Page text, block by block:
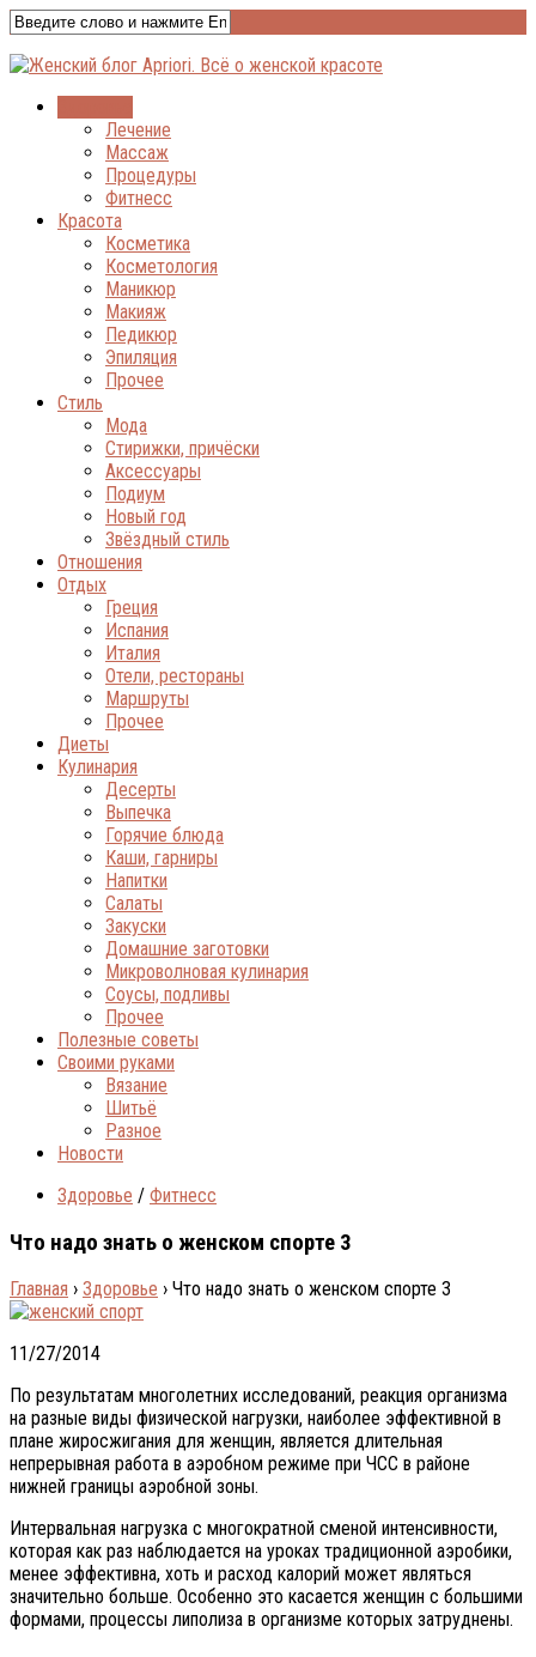
Лечение
Массаж
Процедуры
Фитнесс
Красота
Косметика
Косметология
Маникюр
Макияж
Педикюр
Эпиляция
Прочее
Стиль
Мода
Стирижки, причёски
Аксессуары
Подиум
Новый год
Звёздный стиль
Отношения
Отдых
Греция
Испания
Италия
Отели, рестораны
Маршруты
Прочее
Диеты
Кулинария
Десерты
Выпечка
Горячие блюда
Каши, гарниры
Напитки
Салаты
Закуски
Домашние заготовки
Микроволновая кулинария
Соусы, подливы
Прочее
Полезные советы
Своими руками
Вязание
Шитьё
Разное
Новости
Здоровье / Фитнесс
Что надо знать о женском спорте 3
Главная › Здоровье › Что надо знать о женском спорте 3
11/27/2014
По результатам многолетних исследований, реакция организма
на разные виды физической нагрузки, наиболее эффективной в
плане жиросжигания для женщин, является длительная
непрерывная работа в аэробном режиме при ЧСС в районе
нижней границы аэробной зоны.
Интервальная нагрузка с многократной сменой интенсивности,
которая как раз наблюдается на уроках традиционной аэробики,
менее эффективна, хоть и расход калорий может являться
значительно больше. Особенно это касается женщин с большими
формами, процессы липолиза в организме которых затруднены.